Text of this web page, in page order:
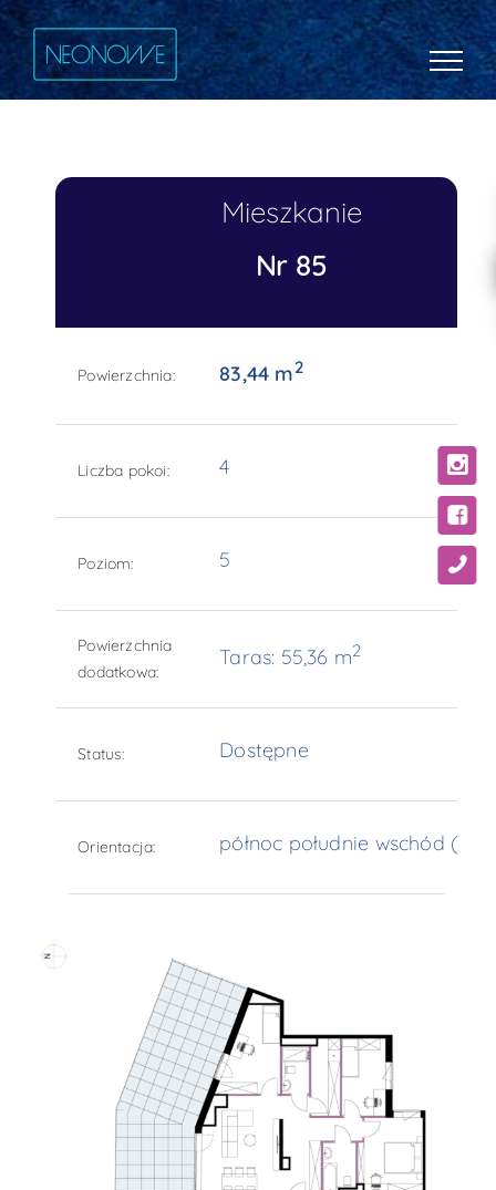
Mieszkanie
Nr 85
Powierzchnia: 83,44 m2
Liczba pokoi: 4
Poziom: 5
Powierzchnia
dodatkowa:
Taras: 55,36 m2
Status: Dostępne
Orientacja: północ południe wschód